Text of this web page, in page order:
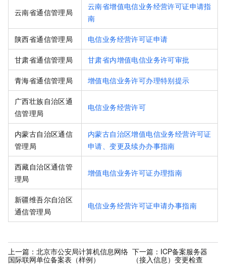
云南省通信管理局
云南省增值电信业务经营许可证申请指
南
陕西省通信管理局 电信业务经营许可证申请
甘肃省通信管理局 甘肃省内增值电信业务许可审批
青海省通信管理局 增值电信业务许可办理特别提示
广西壮族自治区通
信管理局
电信业务经营许可
内蒙古自治区通信
管理局
内蒙古自治区增值电信业务经营许可证
申请、变更及续办办事指南
西藏自治区通信管
理局
增值电信业务许可证办理指南
新疆维吾尔自治区
通信管理局
电信业务经营许可证申请办事指南
上一篇： 北京市公安局计算机信息网络
国际联网单位备案表（样例）
下一篇： ICP备案服务器
（接入信息）变更检查